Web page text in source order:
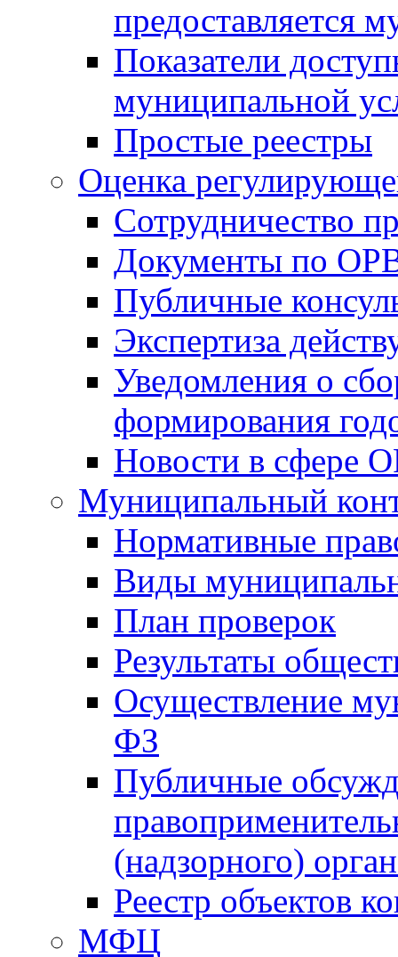
предоставляется
Показатели
муниципальной
Простые реестры
Оценка
Сотрудничество
Документы по
Публичные
Экспертиза
Уведомления о
формирования
Новости в сфере
Муниципальный
Нормативные
Виды
План проверок
Результаты
Осуществление
ФЗ
Публичные
(надзорного)
Реестр объектов
МФЦ